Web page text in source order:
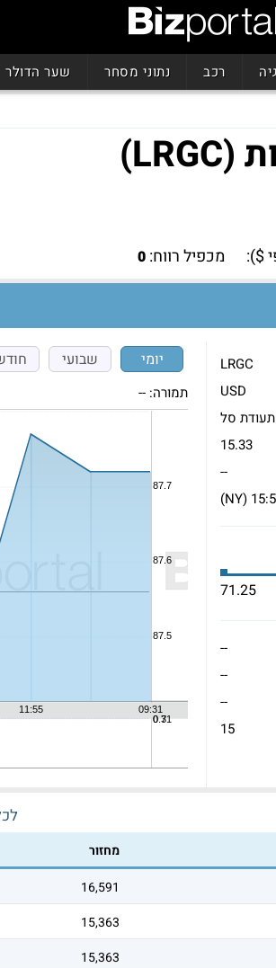
רכב נתוני מסחר שער הדולר
$): מכפיל רווח: 0
LRGC
USD
תעודת סל
15.33
--
15:59
71.25
--
--
--
15
יומי שבועי
תמורה: --
מחזור
16,591
15,363
15,363